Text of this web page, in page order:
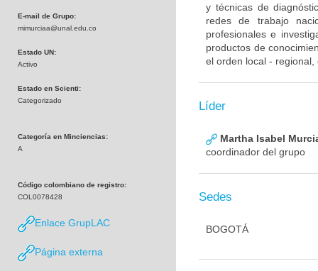
E-mail de Grupo:
mimurciaa@unal.edu.co
Estado UN:
Activo
Estado en Scienti:
Categorizado
Categoría en Minciencias:
A
Código colombiano de registro:
COL0078428
Enlace GrupLAC
Página externa
y técnicas de
redes de trabajo
profesionales e
productos de
el orden local -
Líder
Martha Isabel
coordinador del grupo
Sedes
BOGOTÁ